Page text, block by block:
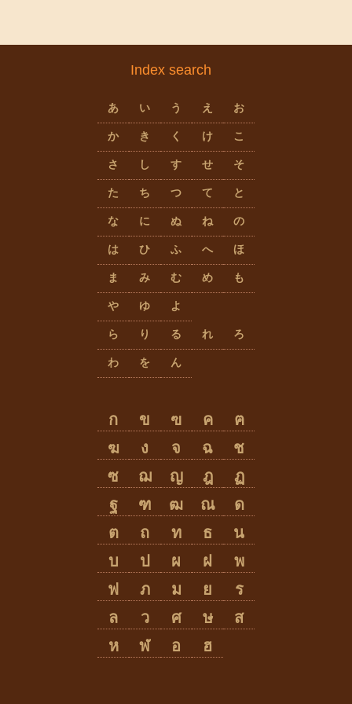
Index search
あ い う え お
か き く け こ
さ し す せ そ
た ち つ て と
な に ぬ ね の
は ひ ふ へ ほ
ま み む め も
や ゆ よ
ら り る れ ろ
わ を ん
ก ข ฃ ค
ฅ
ฆ
ง จ ฉ
ช
ซ
ฌ ญ ฎ
ฏ
ฐ
ฑ ฒ ณ
ด
ต
ถ ท ธ
น
บ
ป ผ ฝ
พ
ฟ
ภ ม ย
ร
ล
ว ศ ษ
ส
ห
ฬ อ ฮ